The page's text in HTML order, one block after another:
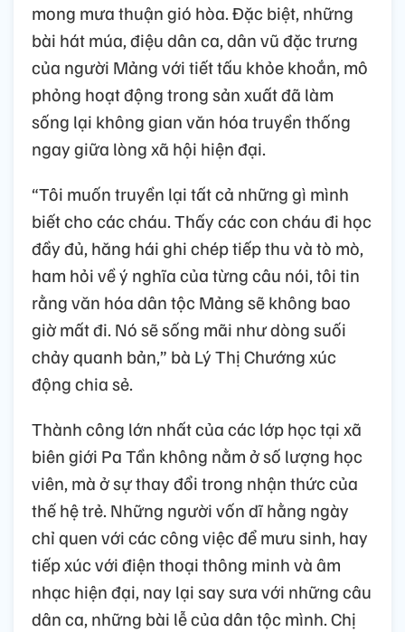
mong mưa thuận gió hòa. Đặc biệt, những
bài hát múa, điệu dân ca, dân vũ đặc trưng
của người Mảng với tiết tấu khỏe khoắn, mô
phỏng hoạt động trong sản xuất đã làm
sống lại không gian văn hóa truyền thống
ngay giữa lòng xã hội hiện đại.
“Tôi muốn truyền lại tất cả những gì mình
biết cho các cháu. Thấy các con cháu đi học
đầy đủ, hăng hái ghi chép tiếp thu và tò mò,
ham hỏi về ý nghĩa của từng câu nói, tôi tin
rằng văn hóa dân tộc Mảng sẽ không bao
giờ mất đi. Nó sẽ sống mãi như dòng suối
chảy quanh bản,” bà Lý Thị Chướng xúc
động chia sẻ.
Thành công lớn nhất của các lớp học tại xã
biên giới Pa Tần không nằm ở số lượng học
viên, mà ở sự thay đổi trong nhận thức của
thế hệ trẻ. Những người vốn dĩ hằng ngày
chỉ quen với các công việc để mưu sinh, hay
tiếp xúc với điện thoại thông minh và âm
nhạc hiện đại, nay lại say sưa với những câu
dân ca, những bài lễ của dân tộc mình. Chị